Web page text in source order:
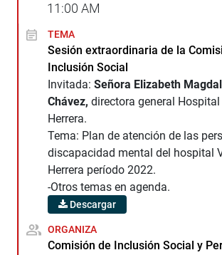
11:00 AM
TEMA
Sesión extraordinaria de la
Inclusión Social
Invitada: Señora Elizabeth
Chávez, directora general
Herrera.
Tema: Plan de atención de las
discapacidad mental del hospital
Herrera período 2022.
-Otros temas en agenda.
Descargar
ORGANIZA
Comisión de Inclusión Social y